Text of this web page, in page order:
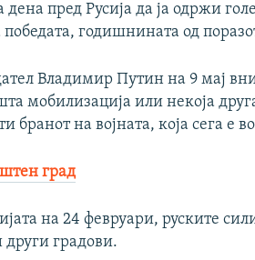
дена пред Русија да ја одржи
годишнината од
Владимир Путин на 9 мај
мобилизација или некоја
бранот на војната, која сега е
град
на 24 февруари, руските
други градови.